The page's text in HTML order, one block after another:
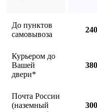
До пунктов
самовывоза
Курьером до
Вашей
двери*
Почта России
(наземный